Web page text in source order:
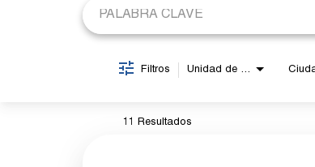
Filtros Unidad de negocio
11 Resultados